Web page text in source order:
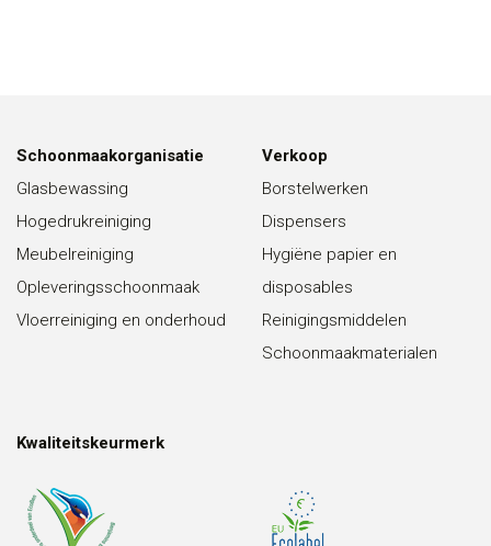
Schoonmaakorganisatie
Glasbewassing
Hogedrukreiniging
Meubelreiniging
Opleveringsschoonmaak
Vloerreiniging en onderhoud
Verkoop
Borstelwerken
Dispensers
Hygiëne papier en
disposables
Reinigingsmiddelen
Schoonmaakmaterialen
Kwaliteitskeurmerk